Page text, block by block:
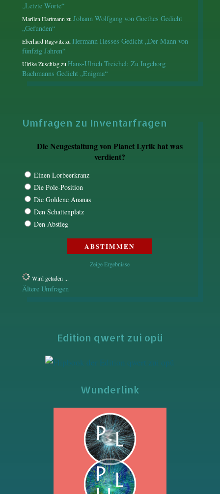
„Letzte Worte“
Marilen HartmannzuJohann Wolfgang von Goethes Gedicht
„Gefunden“
Eberhard RagwitzzuHermann Hesses Gedicht „Der Mann von
fünfzig Jahren“
Ulrike ZuschlagzuHans-Ulrich Treichel: Zu Ingeborg
Bachmanns Gedicht „Enigma“
Umfragen zu Inventarfragen
Die Neugestaltung von Planet Lyrik hat was
verdient?
Einen Lorbeerkranz
Die Pole-Position
Die Goldene Ananas
Den Schattenplatz
Den Abstieg
Zeige Ergebnisse
Wird geladen ...
Ältere Umfragen
Edition qwert zui opü
Wunderlink